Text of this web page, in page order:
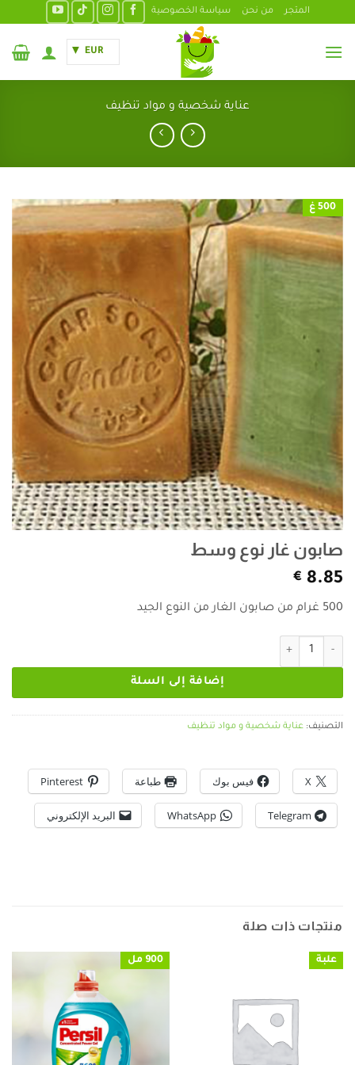
المتجر من نحن سياسة الخصوصية
EUR
عناية شخصية و مواد تنظيف
500 غ
صابون غار نوع وسط
8.85
€
500 غرام من صابون الغار من النوع الجيد
كمية صابون غار نوع وسط
إضافة إلى السلة
التصنيف: عناية شخصية و مواد تنظيف
X فيس بوك طباعة Pinterest
Telegram
WhatsApp البريد الإلكتروني
منتجات ذات صلة
علبة 900 مل